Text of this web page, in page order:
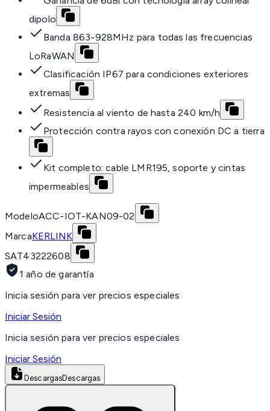
dipolo
Banda 863-928MHz para todas las frecuencias
LoRaWAN
Clasificación IP67 para condiciones exteriores
extremas
Resistencia al viento de hasta 240 km/h
Protección contra rayos con conexión DC a tierra
Kit completo: cable LMR195, soporte y cintas
impermeables
ModeloACC-IOT-KAN09-02
MarcaKERLINK
SAT43222608
1 año de garantía
Inicia sesión para ver precios especiales
Iniciar Sesión
Inicia sesión para ver precios especiales
Iniciar Sesión
DescargasDescargas